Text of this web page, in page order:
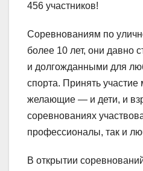
456 участников!
Соревнованиям по
более 10 лет, они давно
и долгожданными для
спорта. Принять
желающие — и дети, и
соревнованиях
профессионалы, так и
В открытии